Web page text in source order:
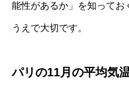
能性があるか」を知ってお
うえで大切です。
パリの11月の平均気